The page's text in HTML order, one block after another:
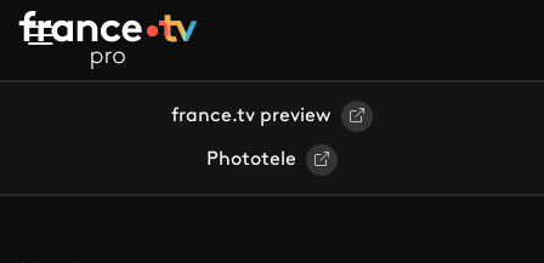
Aller au contenu principal
france.tv preview
Phototele